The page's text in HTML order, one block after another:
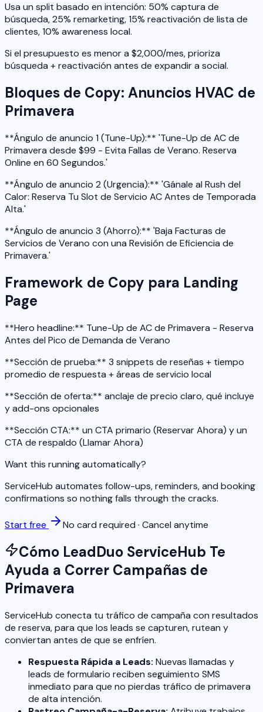
Usa un split basado en intención: 50% captura de
búsqueda, 25% remarketing, 15% reactivación de lista de
clientes, 10% awareness local.
Si el presupuesto es menor a $2,000/mes, prioriza
búsqueda + reactivación antes de expandir a social.
Bloques de Copy: Anuncios HVAC de
Primavera
**Ángulo de anuncio 1 (Tune-Up):** 'Tune-Up de AC de
Primavera desde $99 - Evita Fallas de Verano. Reserva
Online en 60 Segundos.'
**Ángulo de anuncio 2 (Urgencia):** 'Gánale al Rush del
Calor: Reserva Tu Slot de Servicio AC Antes de Temporada
Alta.'
**Ángulo de anuncio 3 (Ahorro):** 'Baja Facturas de
Servicios de Verano con una Revisión de Eficiencia de
Primavera.'
Framework de Copy para Landing
Page
**Hero headline:** Tune-Up de AC de Primavera - Reserva
Antes del Pico de Demanda de Verano
**Sección de prueba:** 3 snippets de reseñas + tiempo
promedio de respuesta + áreas de servicio local
**Sección de oferta:** anclaje de precio claro, qué incluye
y add-ons opcionales
**Sección CTA:** un CTA primario (Reservar Ahora) y un
CTA de respaldo (Llamar Ahora)
Want this running automatically?
ServiceHub automates follow-ups, reminders, and booking
confirmations so nothing falls through the cracks.
Start free No card required · Cancel anytime
Cómo LeadDuo ServiceHub Te
Ayuda a Correr Campañas de
Primavera
ServiceHub conecta tu tráfico de campaña con resultados
de reserva, para que los leads se capturen, rutean y
conviertan antes de que se enfríen.
Respuesta Rápida a Leads: Nuevas llamadas y
leads de formulario reciben seguimiento SMS
inmediato para que no pierdas tráfico de primavera
de alta intención.